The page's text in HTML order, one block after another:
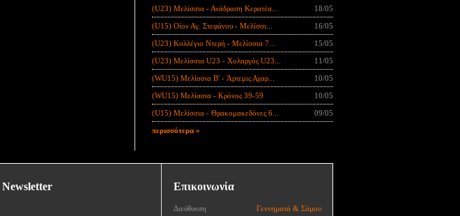
(U23) Μελίσσια - Ανάδραση Κερατέα... 18/05
(U15) Οίον Αγ. Στεφάνου - Μελίσσι... 16/05
(U23) Κολλέγιο Ντερή - Μελίσσια 7... 15/05
(U23) Μελίσσια U23 - Χολαργός U23... 11/05
(WU15) Μελίσσια B' - Άρτεμις Αχαρ... 10/05
(WU15) Μελίσσια - Κρόνος 39-59 10/05
(U15) Μελίσσια - Θρακομακεδόνες 6... 09/05
περισσότερα »
Newsletter Επικοινωνία
Διεύθυνση Γεννηματά & Σάμου